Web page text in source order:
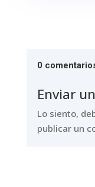
0
Enviar
Lo siento,
publicar un